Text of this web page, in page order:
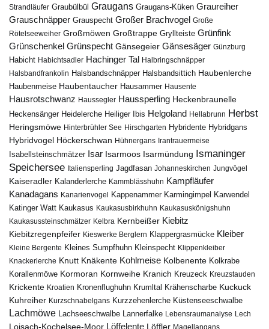
Strandläufer Graubülbül Graugans Graugans-Küken Graureiher
Grauschnäpper Grauspecht Großer Brachvogel Große
Rötelseeweiher Großmöwen Großtrappe Gryllteiste Grünfink
Grünschenkel Grünspecht Gänsegeier Gänsesäger Günzburg
Habicht Habichtsadler Hachinger Tal Halbringschnäpper
Halsbandfrankolin Halsbandschnäpper Halsbandsittich Haubenlerche
Haubenmeise Haubentaucher Hausammer Hausente
Hausrotschwanz Haussegler Haussperling Heckenbraunelle
Heckensänger Heidelerche Heiliger Ibis Helgoland Hellabrunn Herbst
Heringsmöwe Hinterbrühler See Hirschgarten Hybridente Hybridgans
Hybridvogel Höckerschwan Hühnergans Irantrauermeise
Isabellsteinschmätzer Isar Isarmoos Isarmündung Ismaninger
Speichersee Italiensperling Jagdfasan Johanneskirchen Jungvögel
Kaiseradler Kalanderlerche Kammblässhuhn Kampfläufer
Kanadagans Kanarienvogel Kappenammer Karmingimpel Karwendel
Katinger Watt Kaukasus Kaukasusbirkhuhn Kaukasuskönigshuhn
Kaukasussteinschmätzer Kelbra Kernbeißer Kiebitz
Kiebitzregenpfeifer Kieswerke Berglern Klappergrasmücke Kleiber
Kleine Bergente Kleines Sumpfhuhn Kleinspecht Klippenkleiber
Knackerlerche Knutt Knäkente Kohlmeise Kolbenente Kolkrabe
Korallenmöwe Kormoran Kornweihe Kranich Kreuzeck Kreuzstauden
Krickente Kroatien Kronenflughuhn Krumltal Krähenscharbe Kuckuck
Kuhreiher Kurzschnabelgans Kurzzehenlerche Küstenseeschwalbe
Lachmöwe Lachseeschwalbe Lannerfalke Lebensraumanalyse Lech
Loisach-Kochelsee-Moor Löffelente Löffler Magellangans